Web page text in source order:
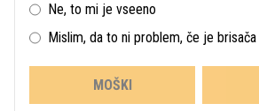
Ne, to mi je vseeno
Mislim, da to ni problem, če je
MOŠKI